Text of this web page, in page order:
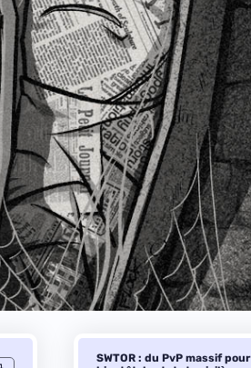
SWTOR : du PvP massif pour